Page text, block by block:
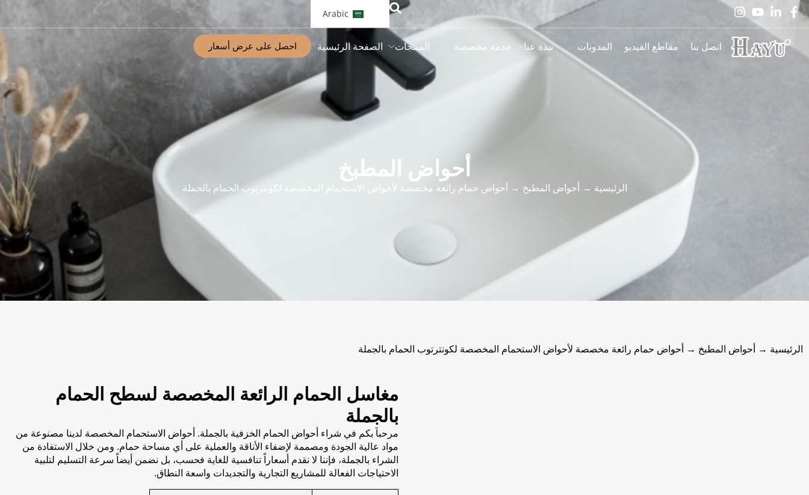
Arabic
الصفحة الرئيسية المنتجات خدمة مخصصة نبذة عنا المدونات مقاطع الفيديو اتصل بنا احصل على عرض أسعار
أحواض المطبخ
الرئيسية → أحواض المطبخ → أحواض حمام رائعة مخصصة لأحواض الاستحمام المخصصة لكونترتوب الحمام بالجملة
الرئيسية → أحواض المطبخ → أحواض حمام رائعة مخصصة لأحواض الاستحمام المخصصة لكونترتوب الحمام بالجملة
مغاسل الحمام الرائعة المخصصة لسطح الحمام
بالجملة
مرحباً بكم في شراء أحواض الحمام الخزفية بالجملة. أحواض الاستحمام المخصصة لدينا مصنوعة من
مواد عالية الجودة ومصممة لإضفاء الأناقة والعملية على أي مساحة حمام. ومن خلال الاستفادة من
الشراء بالجملة، فإننا لا نقدم أسعاراً تنافسية للغاية فحسب، بل نضمن أيضاً سرعة التسليم لتلبية
الاحتياجات الفعالة للمشاريع التجارية والتجديدات واسعة النطاق.